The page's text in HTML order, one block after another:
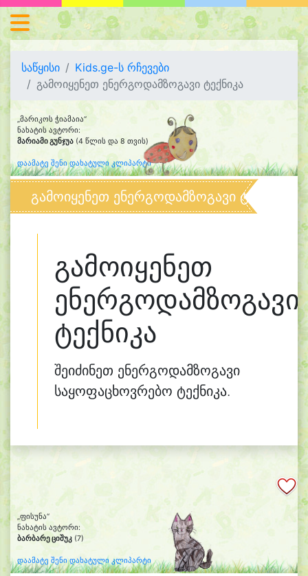
საწყისი
Kids.ge-ს რჩევები
გამოიყენეთ ენერგოდამზოგავი ტექნიკა
„მარიკოს ჭიამაია“
ნახატის ავტორი:
მარიამი გუნჯუა (4 წლის და 8 თვის)
დაამატე შენი დახატული კლიპარტი
გამოიყენეთ ენერგოდამზოგავი ტექნიკა
გამოიყენეთ
ენერგოდამზოგავი
ტექნიკა
შეიძინეთ ენერგოდამზოგავი
საყოფაცხოვრებო ტექნიკა.
„ფისუნა“
ნახატის ავტორი:
ბარბარე ციშუკ (7)
დაამატე შენი დახატული კლიპარტი